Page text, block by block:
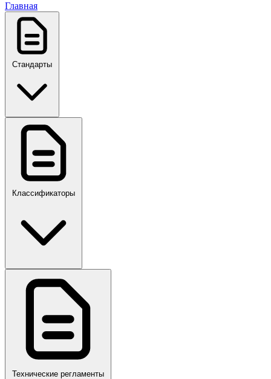
Главная
Стандарты
ГОСТ, ГОСТ Р, ПНСТ
ПР,Р,ПМГ,РМГ
Классификаторы
Технические регламенты